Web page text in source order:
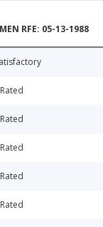
RFE: 05-13-1988